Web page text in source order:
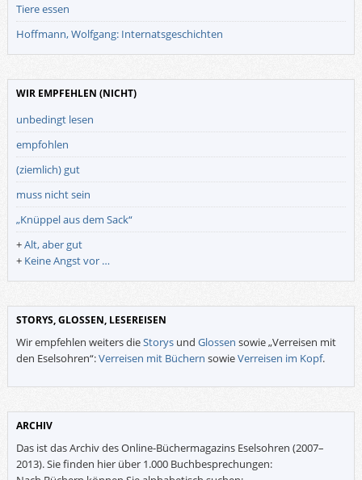
Tiere essen
Hoffmann, Wolfgang: Internatsgeschichten
WIR EMPFEHLEN (NICHT)
unbedingt lesen
empfohlen
(ziemlich) gut
muss nicht sein
„Knüppel aus dem Sack“
+Alt, aber gut
+ Keine Angst vor …
STORYS, GLOSSEN, LESEREISEN
Wir empfehlen weiters dieStorysund Glossen sowie „Verreisen mit
den Eselsohren“:Verreisen mit Büchern sowieVerreisen im Kopf.
ARCHIV
Das ist das Archiv des Online-Büchermagazins Eselsohren (2007–
2013). Sie finden hier über 1.000 Buchbesprechungen: